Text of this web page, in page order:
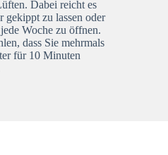
Dabei reicht es
gekippt zu lassen oder
Woche zu öffnen.
dass Sie mehrmals
für 10 Minuten